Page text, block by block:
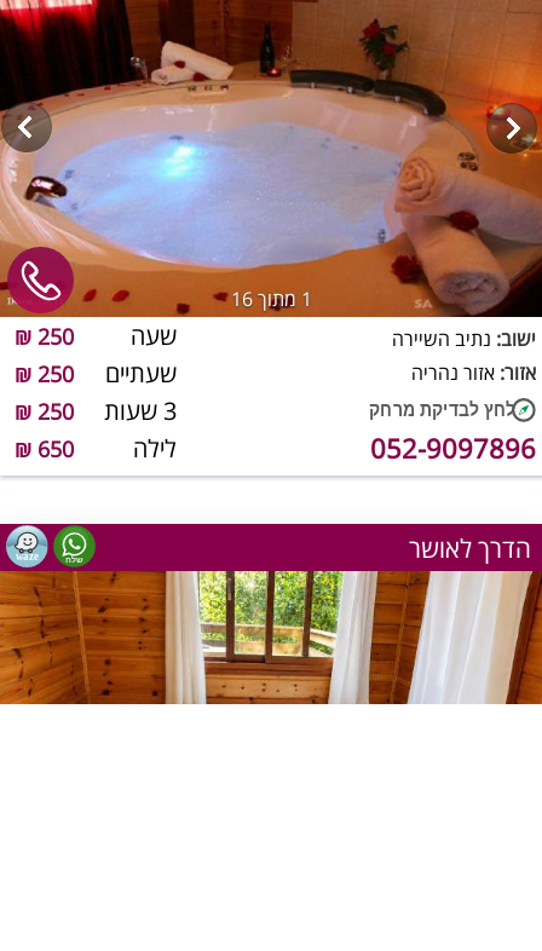
1 מתוך 16
שעה 250 ₪
שעתיים 250 ₪
3 שעות 250 ₪
לילה 650 ₪
ישוב: נתיב השיירה
אזור: אזור נהריה
052-9097896
הדרך לאושר